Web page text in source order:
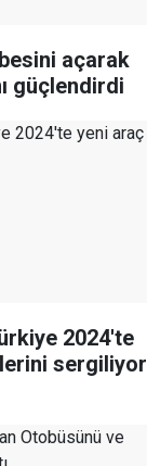
açarak
güçlendirdi
2024'te
sergiliyor